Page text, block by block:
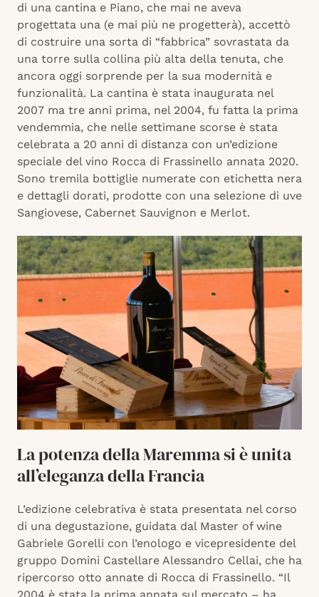
di una cantina e Piano, che mai ne aveva
progettata una (e mai più ne progetterà), accettò
di costruire una sorta di “fabbrica” sovrastata da
una torre sulla collina più alta della tenuta, che
ancora oggi sorprende per la sua modernità e
funzionalità. La cantina è stata inaugurata nel
2007 ma tre anni prima, nel 2004, fu fatta la prima
vendemmia, che nelle settimane scorse è stata
celebrata a 20 anni di distanza con un’edizione
speciale del vino Rocca di Frassinello annata 2020.
Sono tremila bottiglie numerate con etichetta nera
e dettagli dorati, prodotte con una selezione di uve
Sangiovese, Cabernet Sauvignon e Merlot.
La potenza della Maremma si è unita
all’eleganza della Francia
L’edizione celebrativa è stata presentata nel corso
di una degustazione, guidata dal Master of wine
Gabriele Gorelli con l’enologo e vicepresidente del
gruppo Domini Castellare Alessandro Cellai, che ha
ripercorso otto annate di Rocca di Frassinello. “Il